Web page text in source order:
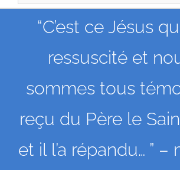
“C’est ce Jésus
ressuscité et
sommes tous
reçu du Père le
et il l’a répandu… ” –